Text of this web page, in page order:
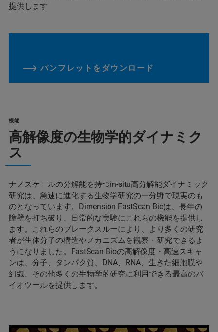
提供します
パンフレットをダウンロード
機能
高解像度の生物学的ダイナミク
ス
ナノスケールの分解能を持つin-situ高分解能ダイナミック
研究は、急速に進化する生物学研究の一分野で現実のも
のとなっています。Dimension FastScan Bioは、長年の
障壁を打ち破り、日常的な実験にこれらの機能を提供し
ます。これらのブレークスルーにより、より多くの研究
者が生体分子の構造やメカニズムを観察・研究できるよ
うになりました。FastScan Bioの高解像度・高速スキャ
ンは、分子、タンパク質、DNA、RNA、生きた細胞膜や
組織、その他多くの生物学的研究に利用できる最高のバ
イオツールを提供します。